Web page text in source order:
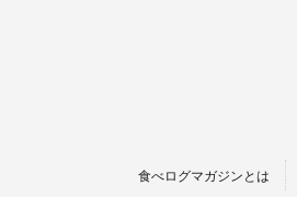
食べログマガジンとは